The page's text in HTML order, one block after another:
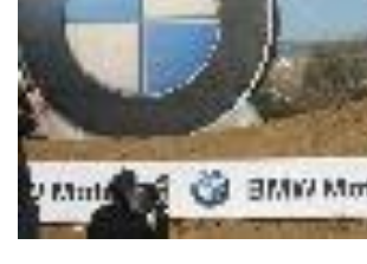
Das war 2015
Das war 2014
Das war 2013
Das war 2012
Das war 2011